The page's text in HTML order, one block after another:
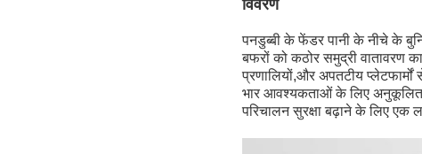
विवरण
पनडुब्बी के फेंडर पानी के नीचे के
बफरों को कठोर समुद्री वातावरण
प्रणालियों,और अपतटीय
भार आवश्यकताओं के लिए अनुकूलित
परिचालन सुरक्षा बढ़ाने के लिए एक